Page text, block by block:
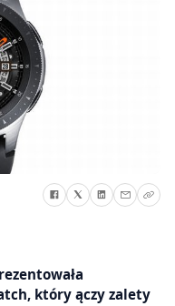
który ączy zalety